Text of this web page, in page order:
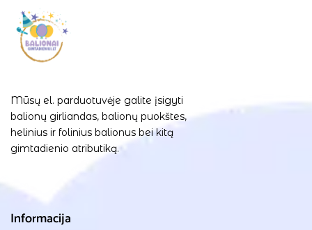
Mūsų el. parduotuvėje galite įsigyti
balionų girliandas, balionų puokštes,
helinius ir folinius balionus bei kitą
gimtadienio atributiką.
Informacija